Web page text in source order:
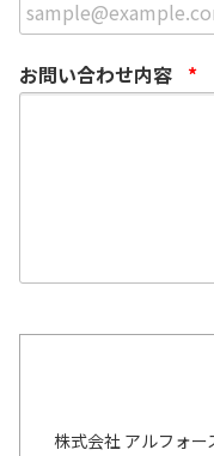
お問い合わせ内容 *
株式会社 アルフォ